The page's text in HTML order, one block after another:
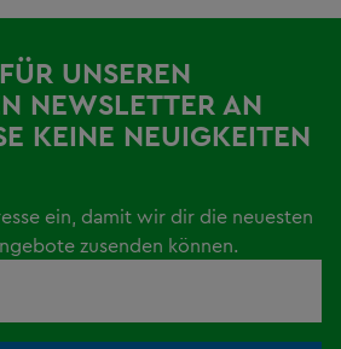
UNSEREN
NEWSLETTER AN
KEINE NEUIGKEITEN
ein, damit wir dir die neuesten
zusenden können.